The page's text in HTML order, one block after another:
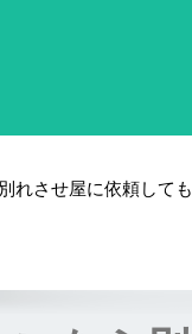
別れさせ屋に依頼して